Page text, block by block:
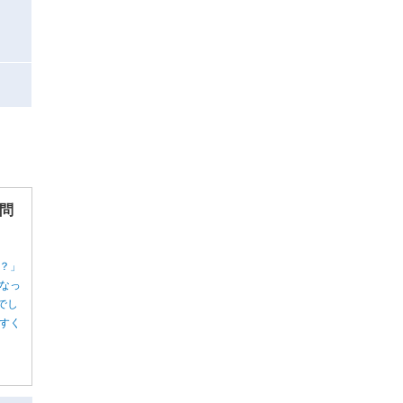
」
っ
し
く